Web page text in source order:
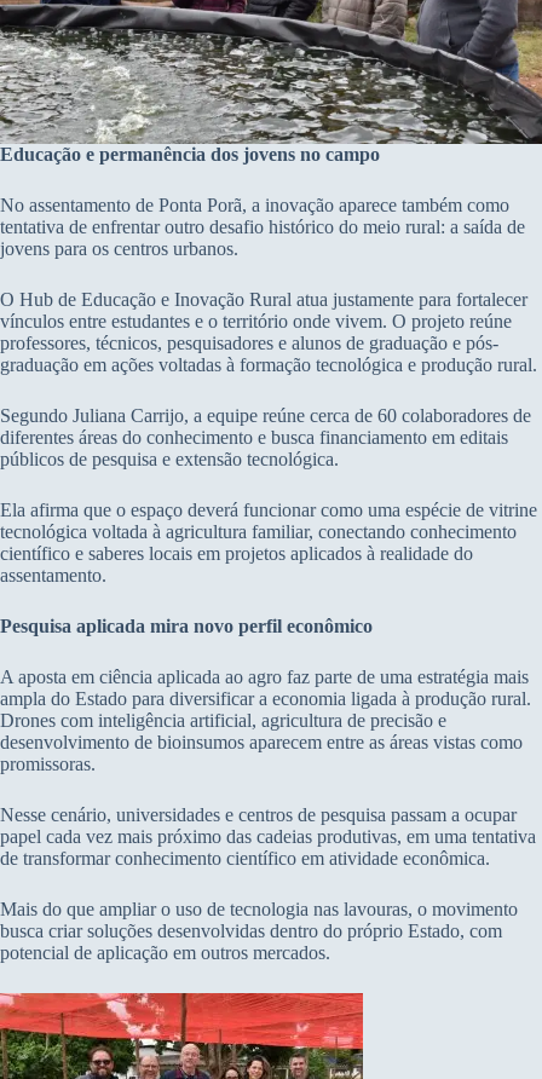
Educação e permanência dos jovens no campo
No assentamento de Ponta Porã, a inovação aparece também como
tentativa de enfrentar outro desafio histórico do meio rural: a saída de
jovens para os centros urbanos.
O Hub de Educação e Inovação Rural atua justamente para fortalecer
vínculos entre estudantes e o território onde vivem. O projeto reúne
professores, técnicos, pesquisadores e alunos de graduação e pós-
graduação em ações voltadas à formação tecnológica e produção rural.
Segundo Juliana Carrijo, a equipe reúne cerca de 60 colaboradores de
diferentes áreas do conhecimento e busca financiamento em editais
públicos de pesquisa e extensão tecnológica.
Ela afirma que o espaço deverá funcionar como uma espécie de vitrine
tecnológica voltada à agricultura familiar, conectando conhecimento
científico e saberes locais em projetos aplicados à realidade do
assentamento.
Pesquisa aplicada mira novo perfil econômico
A aposta em ciência aplicada ao agro faz parte de uma estratégia mais
ampla do Estado para diversificar a economia ligada à produção rural.
Drones com inteligência artificial, agricultura de precisão e
desenvolvimento de bioinsumos aparecem entre as áreas vistas como
promissoras.
Nesse cenário, universidades e centros de pesquisa passam a ocupar
papel cada vez mais próximo das cadeias produtivas, em uma tentativa
de transformar conhecimento científico em atividade econômica.
Mais do que ampliar o uso de tecnologia nas lavouras, o movimento
busca criar soluções desenvolvidas dentro do próprio Estado, com
potencial de aplicação em outros mercados.